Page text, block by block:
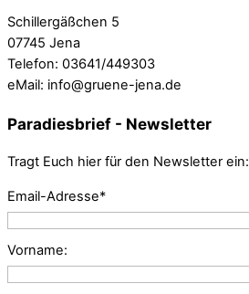
Schillergäßchen 5
07745 Jena
Telefon: 03641/449303
eMail: info@gruene-jena.de
Paradiesbrief - Newsletter
Tragt Euch hier für den Newsletter ein:
Email-Adresse*
Vorname: